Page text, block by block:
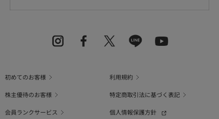
初めてのお客様
利用規約
株主優待のお客様
特定商取引法に基づく表記
会員ランクサービス
個人情報保護方針